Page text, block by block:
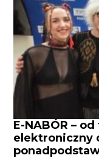
E-NABÓR –
elektroniczny